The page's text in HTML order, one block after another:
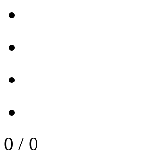
0 / 0